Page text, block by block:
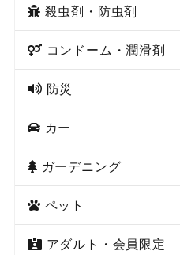
殺虫剤・防虫剤
コンドーム・潤滑剤
防災
カー
ガーデニング
ペット
アダルト・会員限定